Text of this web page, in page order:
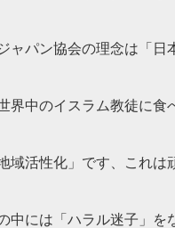
ャパン協会の理念は「日
界中のイスラム教徒に食
域活性化」です、これは
中には「 ハラル迷子」を